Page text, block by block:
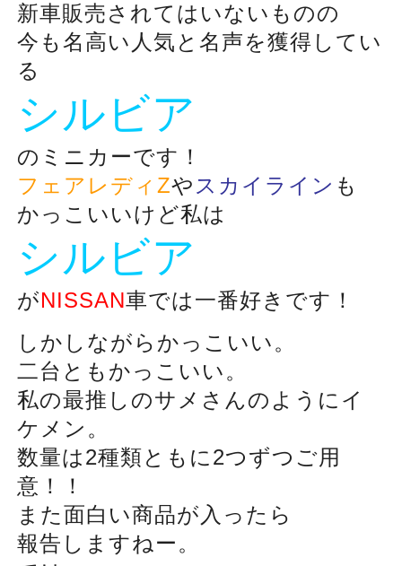
新車販売されてはいないものの
今も名高い人気と名声を獲得してい
る
シルビア
のミニカーです！
フェアレディZや スカイライン も
かっこいいけど私は
シルビア
がNISSAN車では一番好きです！
しかしながらかっこいい。
二台ともかっこいい。
私の最推しのサメさんのようにイ
ケメン。
数量は2種類ともに2つずつご用
意！！
また面白い商品が入ったら
報告しますねー。